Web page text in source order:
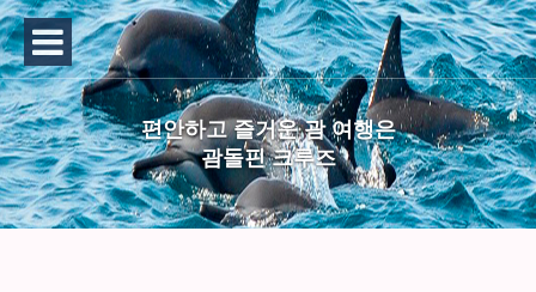
편안하고 즐거운 괌 여행은
괌돌핀 크루즈